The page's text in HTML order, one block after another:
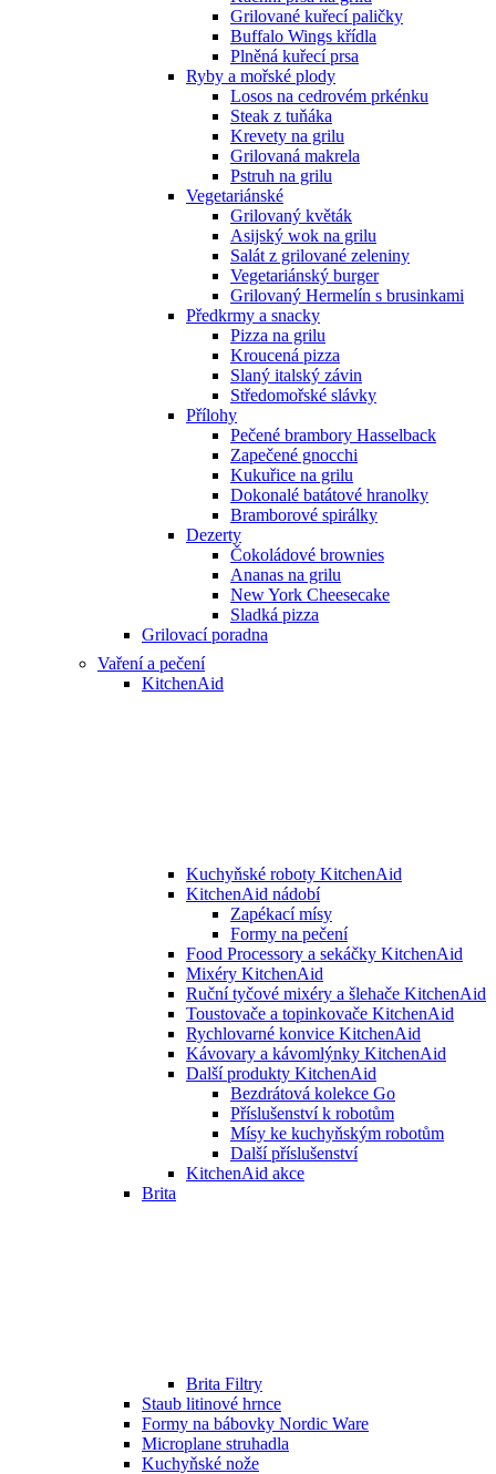
Grilované kuřecí paličky
Buffalo Wings křídla
Plněná kuřecí prsa
Ryby a mořské plody
Losos na cedrovém prkénku
Steak z tuňáka
Krevety na grilu
Grilovaná makrela
Pstruh na grilu
Vegetariánské
Grilovaný květák
Asijský wok na grilu
Salát z grilované zeleniny
Vegetariánský burger
Grilovaný Hermelín s brusinkami
Předkrmy a snacky
Pizza na grilu
Kroucená pizza
Slaný italský závin
Středomořské slávky
Přílohy
Pečené brambory Hasselback
Zapečené gnocchi
Kukuřice na grilu
Dokonalé batátové hranolky
Bramborové spirálky
Dezerty
Čokoládové brownies
Ananas na grilu
New York Cheesecake
Sladká pizza
Grilovací poradna
Vaření a pečení
KitchenAid
Kuchyňské roboty KitchenAid
KitchenAid nádobí
Zapékací mísy
Formy na pečení
Food Processory a sekáčky KitchenAid
Mixéry KitchenAid
Ruční tyčové mixéry a šlehače KitchenAid
Toustovače a topinkovače KitchenAid
Rychlovarné konvice KitchenAid
Kávovary a kávomlýnky KitchenAid
Další produkty KitchenAid
Bezdrátová kolekce Go
Příslušenství k robotům
Mísy ke kuchyňským robotům
Další příslušenství
KitchenAid akce
Brita
Brita Filtry
Staub litinové hrnce
Formy na bábovky Nordic Ware
Microplane struhadla
Kuchyňské nože